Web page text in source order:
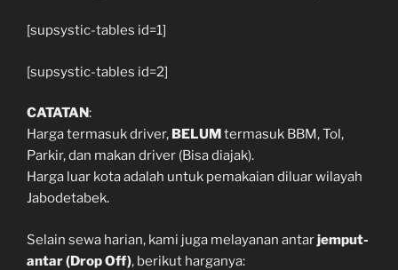
[supsystic-tables id=1]
[supsystic-tables id=2]
CATATAN:
Harga termasuk driver, BELUMtermasuk BBM, Tol,
Parkir, dan makan driver (Bisa diajak).
Harga luar kota adalah untuk pemakaian diluar wilayah
Jabodetabek.
Selain sewa harian, kami juga melayanan antarjemput-
antar (Drop Off), berikut harganya: